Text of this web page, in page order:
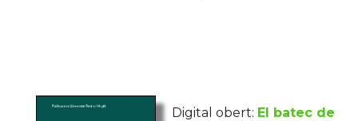
Digital obert: El batec de